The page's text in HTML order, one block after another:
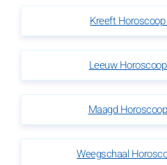
Kreeft
Leeuw
Maagd
Weegschaal